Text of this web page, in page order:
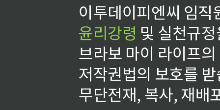
이투데이피엔씨 임
윤리강령 및 실천규
브라보 마이 라이프
저작권법의 보호를
무단전재, 복사, 재배